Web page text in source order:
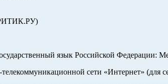
язык Российской Федерации:
сети «Интернет» (для